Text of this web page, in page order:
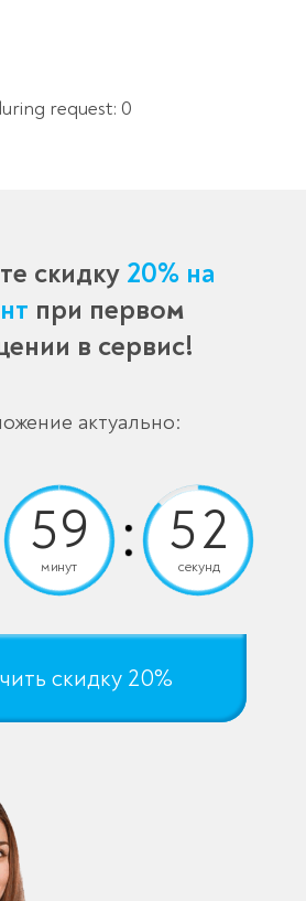
request: 0
скидку 20% на
при первом
в сервис!
актуально:
минут секунд
скидку 20%